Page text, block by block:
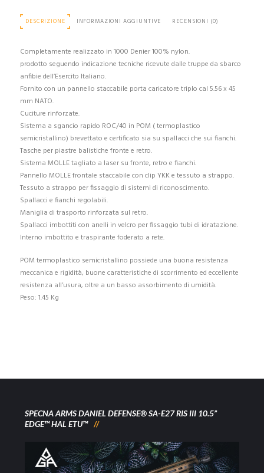
POUCH
quantità
DESCRIZIONE INFORMAZIONI AGGIUNTIVE RECENSIONI (0)
Completamente realizzato in 1000 Denier 100% nylon.
prodotto seguendo indicazione tecniche ricevute dalle truppe da sbarco
anfibie dell’Esercito Italiano.
Fornito con un pannello staccabile porta caricatore triplo cal 5.56 x 45
mm NATO.
Cuciture rinforzate.
Sistema a sgancio rapido ROC/40 in POM ( termoplastico
semicristallino) brevettato e certificato sia su spallacci che sui fianchi.
Tasche per piastre balistiche fronte e retro.
Sistema MOLLE tagliato a laser su fronte, retro e fianchi.
Pannello MOLLE frontale staccabile con clip YKK e tessuto a strappo.
Tessuto a strappo per fissaggio di sistemi di riconoscimento.
Spallacci e fianchi regolabili.
Maniglia di trasporto rinforzata sul retro.
Spallacci imbottiti con anelli in velcro per fissaggio tubi di idratazione.
Interno imbottito e traspirante foderato a rete.
POM termoplastico semicristallino possiede una buona resistenza
meccanica e rigidità, buone caratteristiche di scorrimento ed eccellente
resistenza all’usura, oltre a un basso assorbimento di umidità.
Peso: 1.45 Kg
SPECNA ARMS DANIEL DEFENSE® SA-E27 RIS III 10.5”
EDGE™ HAL ETU™